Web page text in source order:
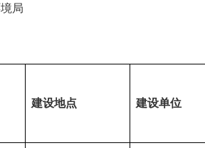
局
建设地点 建设单位